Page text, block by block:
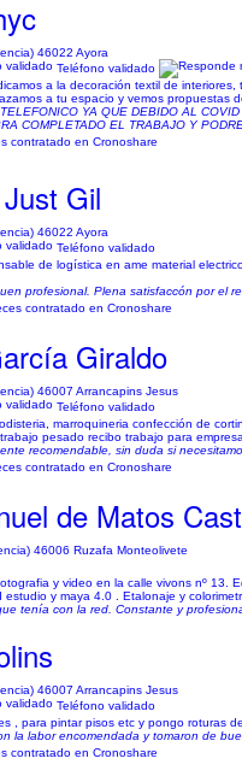
46022 Ayora
Teléfono validado
a la decoración textil de
a tu espacio y vemos propuestas
YA QUE DEBIDO AL
COMPLETADO EL TRABAJO Y
contratado en Cronoshare
Gil
46022 Ayora
Teléfono validado
de logística en ame material
profesional. Plena satisfaccón por el
contratado en Cronoshare
Giraldo
46007 Arrancapins Jesus
Teléfono validado
marroquineria confección de
pesado recibo trabajo para
recomendable, sin duda si
contratado en Cronoshare
de Matos
46006 Ruzafa Monteolivete
y video en la calle vivons nº
y maya 4.0 . Etalonaje y
tenía con la red. Constante y
46007 Arrancapins Jesus
Teléfono validado
, para pintar pisos etc y pongo roturas
la labor encomendada y tomaron de
contratado en Cronoshare